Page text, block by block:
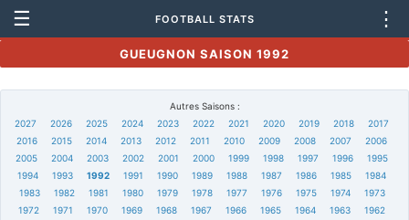
☰ FOOTBALL STATS ⋮
GUEUGNON SAISON 1992
Autres Saisons :
2027
2026 2025 2024 2023 2022 2021 2020 2019 2018
2017
2016
2015 2014 2013 2012 2011 2010 2009 2008 2007
2006
2005
2004 2003 2002 2001 2000 1999 1998 1997 1996
1995
1994
1993 1992 1991 1990 1989 1988 1987 1986 1985
1984
1983
1982 1981 1980 1979 1978 1977 1976 1975 1974
1973
1972
1971 1970 1969 1968 1967 1966 1965 1964 1963
1962